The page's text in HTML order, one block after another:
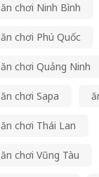
ăn chơi Ninh Bình
ăn chơi Phú Quốc
ăn chơi Quảng Ninh
ăn chơi Sapa
ăn chơi Thái Lan
ăn chơi Vũng Tàu